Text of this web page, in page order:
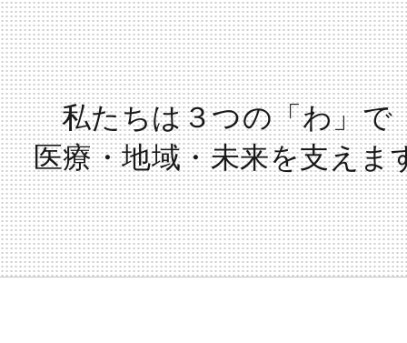
私たちは３つの「わ」で
医療・地域・未来を支えま